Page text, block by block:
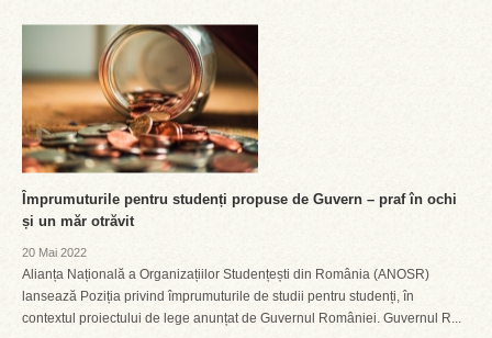
Împrumuturile pentru studenți propuse de Guvern – praf în ochi
și un măr otrăvit
20 Mai 2022
Alianța Națională a Organizațiilor Studențești din România (ANOSR)
lansează Poziția privind împrumuturile de studii pentru studenți, în
contextul proiectului de lege anunțat de Guvernul României. Guvernul R...